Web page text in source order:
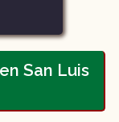
San Luis